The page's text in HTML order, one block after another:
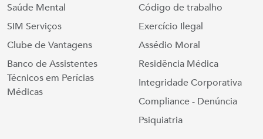
Saúde Mental
SIM Serviços
Clube de Vantagens
Banco de Assistentes
Técnicos em Perícias
Médicas
Código de trabalho
Exercício Ilegal
Assédio Moral
Residência Médica
Integridade Corporativa
Compliance - Denúncia
Psiquiatria